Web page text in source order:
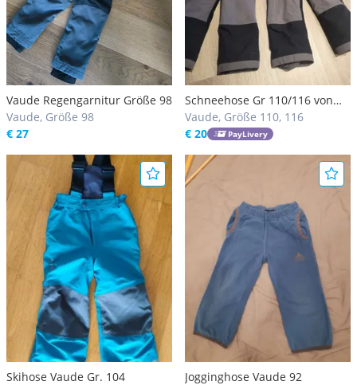
Vaude Regengarnitur Größe 98
Vaude, Größe 98
€ 27
Schneehose Gr 110/116 von
Vaude
Vaude, Größe 110, 116
€ 20
PayLivery
Skihose Vaude Gr. 104
Jogginghose Vaude 92